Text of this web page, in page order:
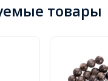
товары